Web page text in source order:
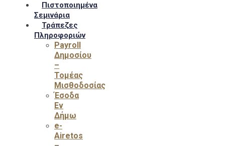
Πιστοποιημένα
Σεμινάρια
Τράπεζες
Πληροφοριών
Payroll
Δημοσίου
–
Τομέας
Μισθοδοσίας
Έσοδα
Εν
Δήμω
e-
Airetos